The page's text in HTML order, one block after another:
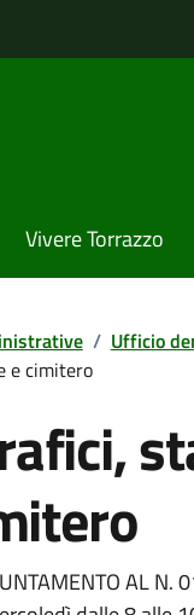
Vivere Torrazzo
/ Ufficio
e cimitero
AL